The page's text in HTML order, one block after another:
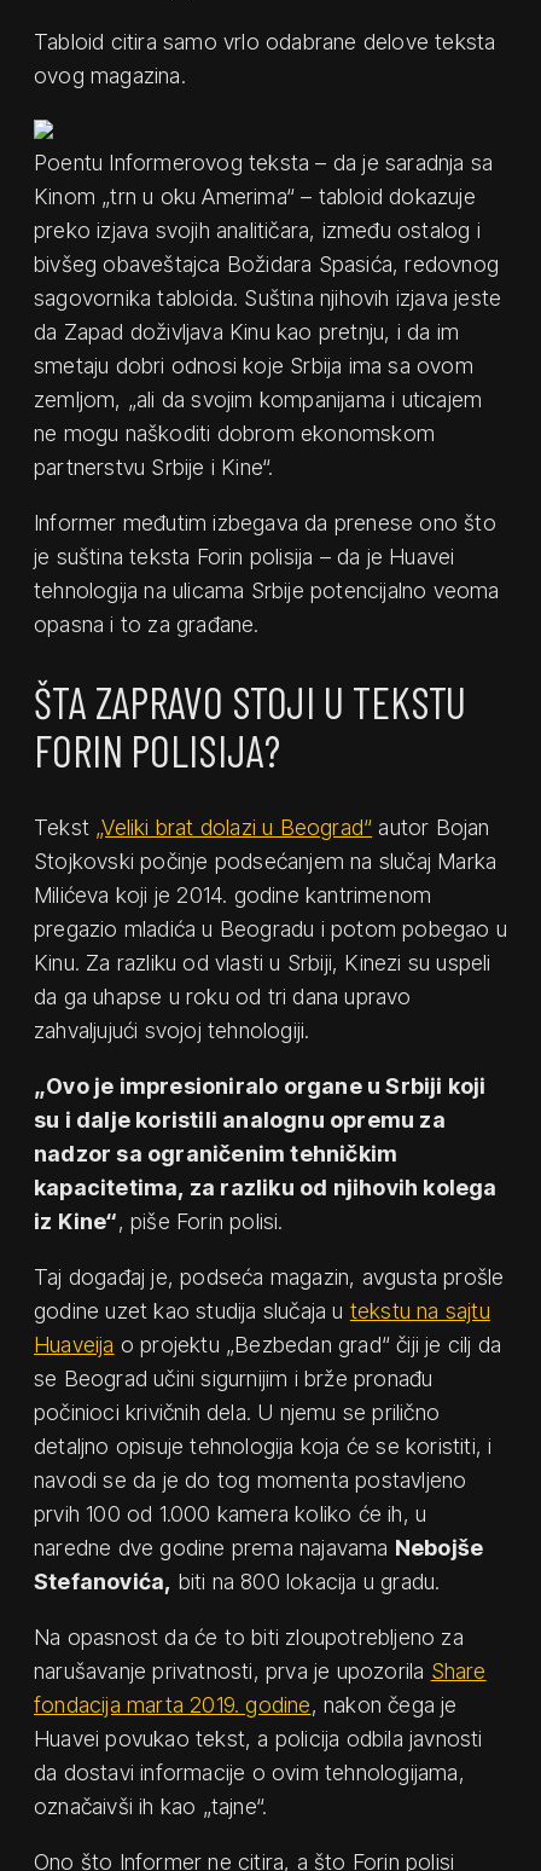
Tabloid citira samo vrlo odabrane delove teksta
ovog magazina.
Poentu Informerovog teksta – da je saradnja sa
Kinom „trn u oku Amerima“ – tabloid dokazuje
preko izjava svojih analitičara, između ostalog i
bivšeg obaveštajca Božidara Spasića, redovnog
sagovornika tabloida. Suština njihovih izjava jeste
da Zapad doživljava Kinu kao pretnju, i da im
smetaju dobri odnosi koje Srbija ima sa ovom
zemljom, „ali da svojim kompanijama i uticajem
ne mogu naškoditi dobrom ekonomskom
partnerstvu Srbije i Kine“.
Informer međutim izbegava da prenese ono što
je suština teksta Forin polisija – da je Huavei
tehnologija na ulicama Srbije potencijalno veoma
opasna i to za građane.
ŠTA ZAPRAVO STOJI U TEKSTU
FORIN POLISIJA?
Tekst „Veliki brat dolazi u Beograd“ autor Bojan
Stojkovski počinje podsećanjem na slučaj Marka
Milićeva koji je 2014. godine kantrimenom
pregazio mladića u Beogradu i potom pobegao u
Kinu. Za razliku od vlasti u Srbiji, Kinezi su uspeli
da ga uhapse u roku od tri dana upravo
zahvaljujući svojoj tehnologiji.
„Ovo je impresioniralo organe u Srbiji koji
su i dalje koristili analognu opremu za
nadzor sa ograničenim tehničkim
kapacitetima, za razliku od njihovih kolega
iz Kine“, piše Forin polisi.
Taj događaj je, podseća magazin, avgusta prošle
godine uzet kao studija slučaja u tekstu na sajtu
Huaveija o projektu „Bezbedan grad“ čiji je cilj da
se Beograd učini sigurnijim i brže pronađu
počinioci krivičnih dela. U njemu se prilično
detaljno opisuje tehnologija koja će se koristiti, i
navodi se da je do tog momenta postavljeno
prvih 100 od 1.000 kamera koliko će ih, u
naredne dve godine prema najavama Nebojše
Stefanovića, biti na 800 lokacija u gradu.
Na opasnost da će to biti zloupotrebljeno za
narušavanje privatnosti, prva je upozorila Share
fondacija marta 2019. godine, nakon čega je
Huavei povukao tekst, a policija odbila javnosti
da dostavi informacije o ovim tehnologijama,
označaivši ih kao „tajne“.
Ono što Informer ne citira, a što Forin polisi